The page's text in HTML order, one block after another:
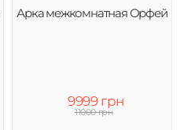
Арка межкомнатная Орфей
9999 грн
11000 грн